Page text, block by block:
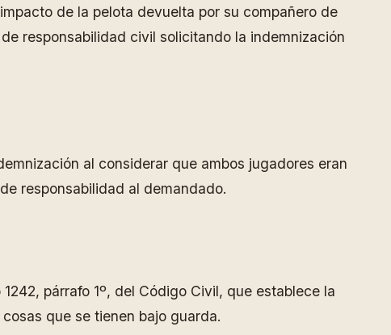
de la pelota devuelta por su compañero de
responsabilidad civil solicitando la indemnización
al considerar que ambos jugadores eran
responsabilidad al demandado.
párrafo 1º, del Código Civil, que establece la
que se tienen bajo guarda.